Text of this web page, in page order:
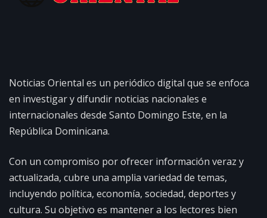
Noticias Oriental es un periódico digital que se enfoca
en investigar y difundir noticias nacionales e
internacionales desde Santo Domingo Este, en la
República Dominicana.
Con un compromiso por ofrecer información veraz y
actualizada, cubre una amplia variedad de temas,
incluyendo política, economía, sociedad, deportes y
cultura. Su objetivo es mantener a los lectores bien